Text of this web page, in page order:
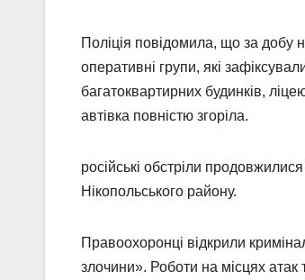
Поліція повідомила, що за добу
оперативні групи, які
багатоквартирних будинків,
автівка повністю згоріла.
російські обстріли
Нікопольського району.
Правоохоронці відкрили
злочини». Роботи на місцях атак